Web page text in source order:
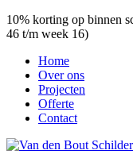
10% korting op binnen
46 t/m week 16)
Home
Over ons
Projecten
Offerte
Contact